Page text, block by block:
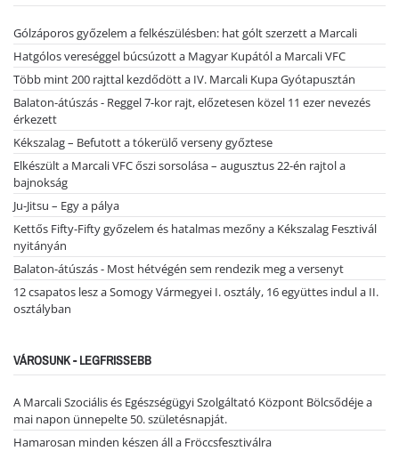
Gólzáporos győzelem a felkészülésben: hat gólt szerzett a Marcali
Hatgólos vereséggel búcsúzott a Magyar Kupától a Marcali VFC
Több mint 200 rajttal kezdődött a IV. Marcali Kupa Gyótapusztán
Balaton-átúszás - Reggel 7-kor rajt, előzetesen közel 11 ezer nevezés
érkezett
Kékszalag – Befutott a tókerülő verseny győztese
Elkészült a Marcali VFC őszi sorsolása – augusztus 22-én rajtol a
bajnokság
Ju-Jitsu – Egy a pálya
Kettős Fifty-Fifty győzelem és hatalmas mezőny a Kékszalag Fesztivál
nyitányán
Balaton-átúszás - Most hétvégén sem rendezik meg a versenyt
12 csapatos lesz a Somogy Vármegyei I. osztály, 16 együttes indul a II.
osztályban
VÁROSUNK - LEGFRISSEBB
A Marcali Szociális és Egészségügyi Szolgáltató Központ Bölcsődéje a
mai napon ünnepelte 50. születésnapját.
Hamarosan minden készen áll a Fröccsfesztiválra